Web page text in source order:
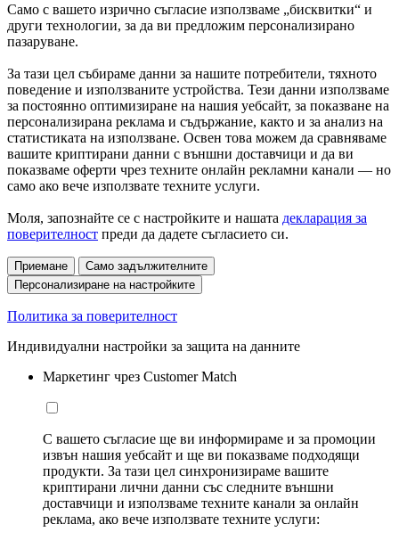
Само с вашето изрично съгласие използваме „бисквитки“ и
други технологии, за да ви предложим персонализирано
пазаруване.
За тази цел събираме данни за нашите потребители, тяхното
поведение и използваните устройства. Тези данни използваме
за постоянно оптимизиране на нашия уебсайт, за показване на
персонализирана реклама и съдържание, както и за анализ на
статистиката на използване. Освен това можем да сравняваме
вашите криптирани данни с външни доставчици и да ви
показваме оферти чрез техните онлайн рекламни канали — но
само ако вече използвате техните услуги.
Моля, запознайте се с настройките и нашата декларация за
поверителност преди да дадете съгласието си.
Приемане
Само задължителните
Персонализиране на настройките
Политика за поверителност
Индивидуални настройки за защита на данните
Маркетинг чрез Customer Match
С вашето съгласие ще ви информираме и за промоции
извън нашия уебсайт и ще ви показваме подходящи
продукти. За тази цел синхронизираме вашите
криптирани лични данни със следните външни
доставчици и използваме техните канали за онлайн
реклама, ако вече използвате техните услуги: